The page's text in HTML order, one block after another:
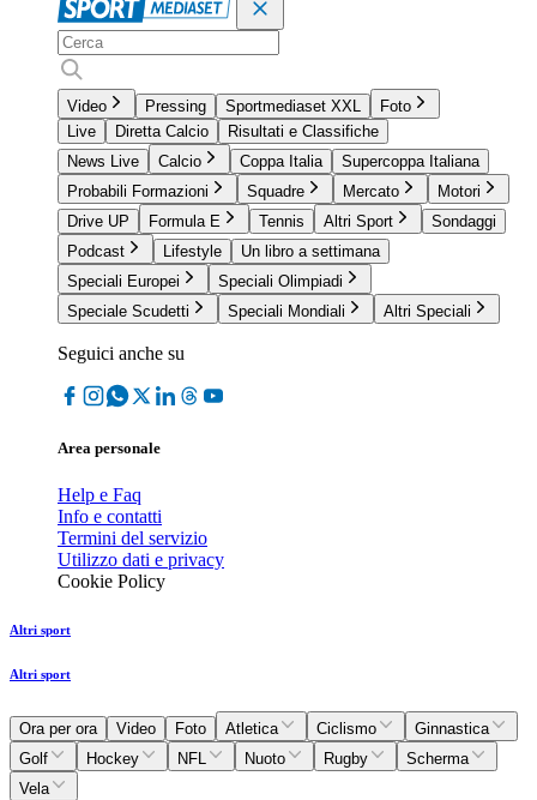
Video Pressing Sportmediaset XXL
Foto
Live
Diretta Calcio
Risultati e Classifiche
News Live
Calcio Coppa Italia
Supercoppa Italiana
Probabili Formazioni
Squadre Mercato
Motori
Drive UP
Formula E Tennis Altri Sport
Sondaggi
Podcast
Lifestyle
Un libro a settimana
Speciali Europei
Speciali Olimpiadi
Speciale Scudetti
Speciali Mondiali Altri Speciali
Seguici anche su
Area personale
Help e Faq
Info e contatti
Termini del servizio
Utilizzo dati e privacy
Cookie Policy
Altri sport
Altri sport
Ora per ora Video Foto Atletica Ciclismo
Ginnastica
Golf
Hockey NFL Nuoto Rugby
Scherma
Vela